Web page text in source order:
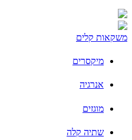
משקאות קלים
מיקסרים
אנרגיה
מוגזים
שתיה קלה